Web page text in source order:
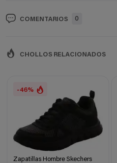
COMENTARIOS 0
CHOLLOS RELACIONADOS
-46%
Zapatillas Hombre Skechers